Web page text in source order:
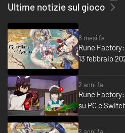
Don’t just mind the farm—rebuild entire
buildings, enticing people to return to
the gods to bring vitality and valuable
lands.
■Your Fantasy Japanese Life
Experience beautiful Japanese-inspired
aesthetics—from festivals to events to
landscapes and its seasonal-themed
■Classic Romance and Relationships
Choose between male and female
Ultime notizie sul gioco
8 mesi fa
Rune
13 febbraio
2 anni fa
Rune
su PC e